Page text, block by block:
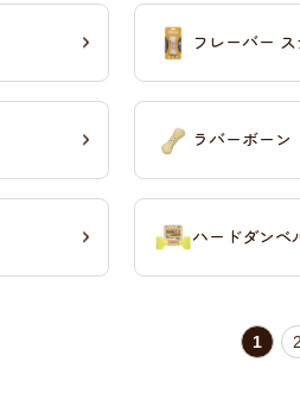
フレーバー
ラバーボーン
ハードダンベ
1